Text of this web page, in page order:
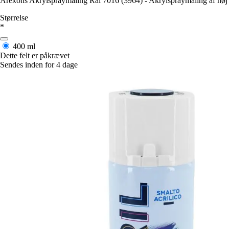
Størrelse
*
400 ml
Dette felt er påkrævet
Sendes inden for 4 dage